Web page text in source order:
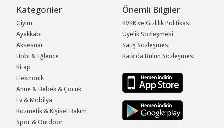
Kategoriler
Giyim
Ayakkabı
Aksesuar
Hobi & Eğlence
Kitap
Elektronik
Anne & Bebek & Çocuk
Ev & Mobilya
Kozmetik & Kişisel Bakım
Spor & Outdoor
Önemli Bilgiler
KVKK ve Gizlilik Politikası
Üyelik Sözleşmesi
Satış Sözleşmesi
Katkıda Bulun Sözleşmesi